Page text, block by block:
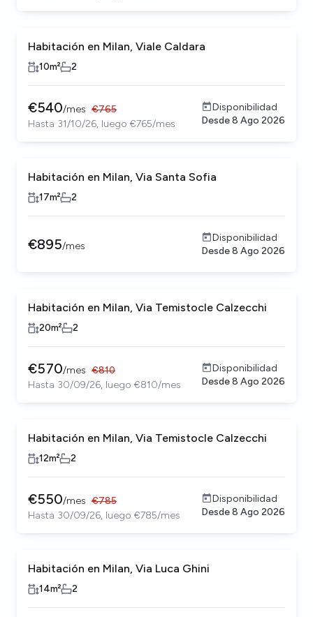
Habitación en Milan, Viale Caldara
10m² 2
€540/mes €765
Hasta 31/10/26, luego €765/mes
Disponibilidad
Desde8 Ago 2026
Habitación en Milan, Via Santa Sofia
17m² 2
€895/mes
Disponibilidad
Desde8 Ago 2026
Habitación en Milan, Via Temistocle Calzecchi
20m² 2
€570/mes €810
Hasta 30/09/26, luego €810/mes
Disponibilidad
Desde8 Ago 2026
Habitación en Milan, Via Temistocle Calzecchi
12m² 2
€550/mes €785
Hasta 30/09/26, luego €785/mes
Disponibilidad
Desde8 Ago 2026
Habitación en Milan, Via Luca Ghini
14m² 2